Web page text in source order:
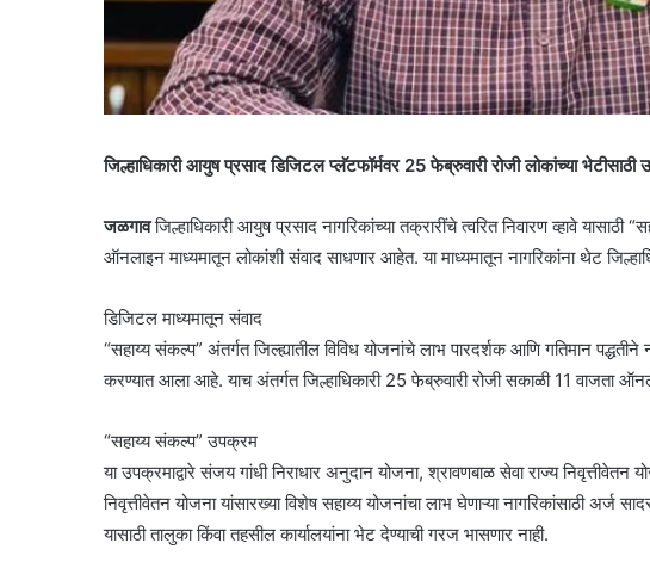
जिल्हाधिकारी आयुष प्रसाद डिजिटल प्लॅटफॉर्मवर 25 फेब्रुवारी रोजी लोकांच्या भेटीसाठी
जळगावजिल्हाधिकारी आयुष प्रसाद नागरिकांच्या तक्रारींचे त्वरित निवारण व्हावे
ऑनलाइन माध्यमातून लोकांशी संवाद साधणार आहेत. या माध्यमातून नागरिकांना थेट
डिजिटल माध्यमातून संवाद
“सहाय्य संकल्प” अंतर्गत जिल्ह्यातील विविध योजनांचे लाभ पारदर्शक आणि गतिमान पद्धतीने
करण्यात आला आहे. याच अंतर्गत जिल्हाधिकारी 25 फेब्रुवारी रोजी सकाळी 11 वाजता
“सहाय्य संकल्प” उपक्रम
या उपक्रमाद्वारे संजय गांधी निराधार अनुदान योजना, श्रावणबाळ सेवा राज्य निवृत्तीवेतन
निवृत्तीवेतन योजना यांसारख्या विशेष सहाय्य योजनांचा लाभ घेणाऱ्या नागरिकांसाठी अर्ज
यासाठी तालुका किंवा तहसील कार्यालयांना भेट देण्याची गरज भासणार नाही.